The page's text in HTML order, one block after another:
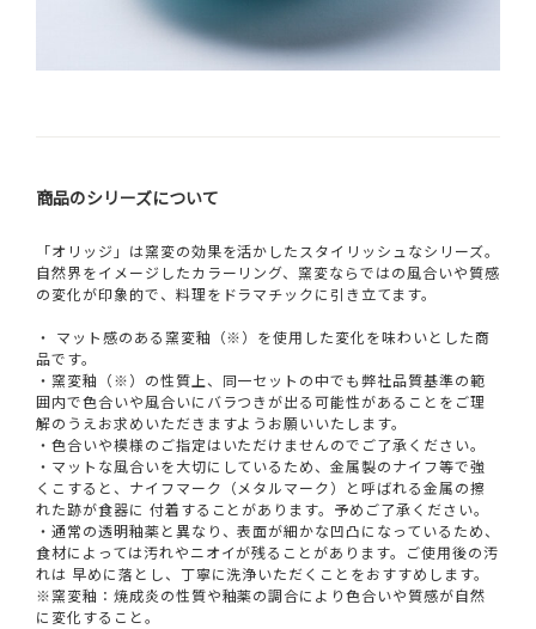
商品のシリーズについて
「オリッジ」は窯変の効果を活かしたスタイリッシュなシリーズ。
自然界をイメージしたカラーリング、窯変ならではの風合いや質感
の変化が印象的で、料理をドラマチックに引き立てます。
・ マット感のある窯変釉（※）を使用した変化を味わいとした商
品です。
・窯変釉（※）の性質上、同一セットの中でも弊社品質基準の範
囲内で色合いや風合いにバラつきが出る可能性があることをご理
解のうえお求めいただきますようお願いいたします。
・色合いや模様のご指定はいただけませんのでご了承ください。
・マットな風合いを大切にしているため、金属製のナイフ等で強
くこすると、ナイフマーク（メタルマーク）と呼ばれる金属の擦
れた跡が食器に 付着することがあります。予めご了承ください。
・通常の透明釉薬と異なり、表面が細かな凹凸になっているため、
食材によっては汚れやニオイが残ることがあります。ご使用後の汚
れは 早めに落とし、丁寧に洗浄いただくことをおすすめします。
※窯変釉：焼成炎の性質や釉薬の調合により色合いや質感が自然
に変化すること。